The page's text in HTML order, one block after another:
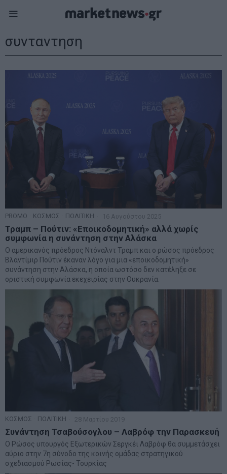
συνταντηση
PROMO ΚΟΣΜΟΣ ΠΟΛΙΤΙΚΗ 16 Αυγούστου 2025
Τραμπ – Πούτιν: «Εποικοδομητική» αλλά χωρίς
συμφωνία η συνάντηση στην Αλάσκα
Ο αμερικανός πρόεδρος Ντόναλντ Τραμπ και ο ρώσος πρόεδρος
Βλαντίμιρ Πούτιν έκαναν λόγο για μια «εποικοδομητική»
συνάντηση στην Αλάσκα, η οποία ωστόσο δεν κατέληξε σε
οριστική συμφωνία εκεχειρίας στην Ουκρανία.
ΚΟΣΜΟΣ ΠΟΛΙΤΙΚΗ 28 Μαρτίου 2019
Συνάντηση Τσαβούσογλου – Λαβρόφ την Παρασκευή
Ο Ρώσος υπουργός Εξωτερικών Σεργκέι Λαβρόφ θα συμμετάσχει
αύριο στην 7η σύνοδο της κοινής ομάδας στρατηγικού
σχεδιασμού Ρωσίας- Τουρκίας